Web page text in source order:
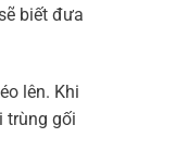
biết đưa
lên. Khi
trùng gối